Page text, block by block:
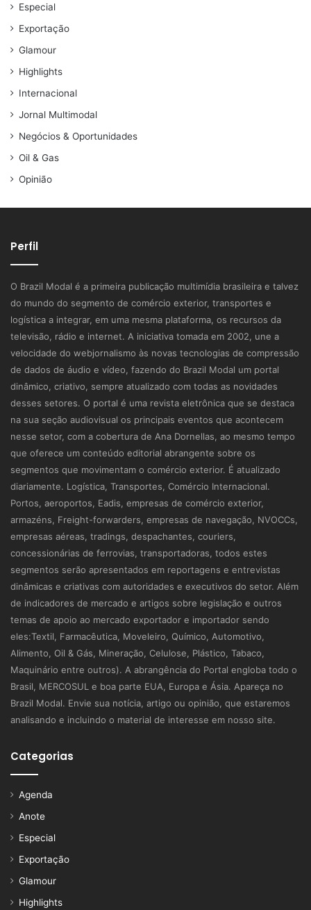
Especial
Exportação
Glamour
Highlights
Internacional
Jornal Multimodal
Negócios & Oportunidades
Oil & Gas
Opinião
Perfil
O Brazil Modal é a primeira publicação multimídia brasileira e talvez
do mundo do segmento de comércio exterior, transportes e
logística a integrar, em uma mesma plataforma, os recursos da
televisão, rádio e internet. A iniciativa tomada em 2002, une a
velocidade do webjornalismo às novas tecnologias de compressão
de dados de áudio e vídeo, fazendo do Brazil Modal um portal
dinâmico, criativo, sempre atualizado com todas as novidades
desses setores. O portal é uma revista eletrônica que se destaca
na sua seção audiovisual os principais eventos que acontecem
nesse setor, com a cobertura de Ana Dornellas, ao mesmo tempo
que oferece um conteúdo editorial abrangente sobre os
segmentos que movimentam o comércio exterior. É atualizado
diariamente. Logística, Transportes, Comércio Internacional.
Portos, aeroportos, Eadis, empresas de comércio exterior,
armazéns, Freight-forwarders, empresas de navegação, NVOCCs,
empresas aéreas, tradings, despachantes, couriers,
concessionárias de ferrovias, transportadoras, todos estes
segmentos serão apresentados em reportagens e entrevistas
dinâmicas e criativas com autoridades e executivos do setor. Além
de indicadores de mercado e artigos sobre legislação e outros
temas de apoio ao mercado exportador e importador sendo
eles:Textil, Farmacêutica, Moveleiro, Químico, Automotivo,
Alimento, Oil & Gás, Mineração, Celulose, Plástico, Tabaco,
Maquinário entre outros). A abrangência do Portal engloba todo o
Brasil, MERCOSUL e boa parte EUA, Europa e Ásia. Apareça no
Brazil Modal. Envie sua notícia, artigo ou opinião, que estaremos
analisando e incluindo o material de interesse em nosso site.
Categorias
Agenda
Anote
Especial
Exportação
Glamour
Highlights